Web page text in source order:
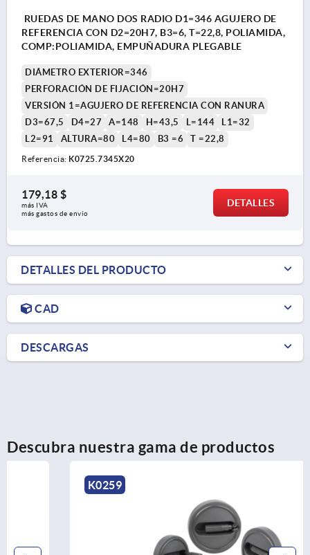
RUEDAS DE MANO DOS RADIO D1=346 AGUJERO DE
REFERENCIA CON D2=20H7, B3=6, T=22,8, POLIAMIDA,
COMP:POLIAMIDA, EMPUÑADURA PLEGABLE
DIÁMETRO EXTERIOR=346
PERFORACIÓN DE FIJACIÓN=20H7
VERSIÓN 1=AGUJERO DE REFERENCIA CON RANURA
D3=67,5
D4=27 A=148 H=43,5 L=144
L1=32
L2=91
ALTURA=80 L4=80 B3 =6 T =22,8
Referencia: K0725.7345X20
179,18 $
más IVA
más gastos de envío
DETALLES
DETALLES DEL PRODUCTO
CAD
DESCARGAS
Descubra nuestra gama de productos